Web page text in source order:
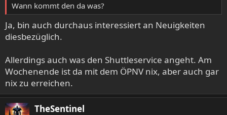
Wann kommt den da was?
Ja, bin auch durchaus interessiert an Neuigkeiten
diesbezüglich.
Allerdings auch was den Shuttleservice angeht. Am
Wochenende ist da mit dem ÖPNV nix, aber auch gar
nix zu erreichen.
TheSentinel